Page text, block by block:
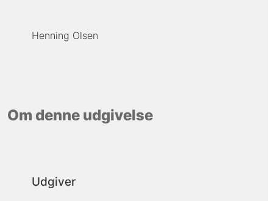
Henning Olsen
Om denne udgivelse
Udgiver